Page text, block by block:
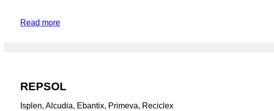
Read more
REPSOL
Isplen, Alcudia, Ebantix, Primeva, Reciclex